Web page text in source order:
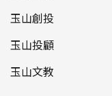
玉山創投
玉山投顧
玉山文教